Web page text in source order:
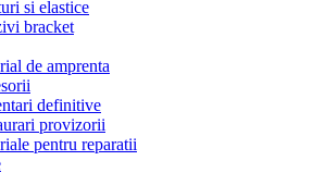
si elastice
bracket
de amprenta
definitive
provizorii
pentru reparatii